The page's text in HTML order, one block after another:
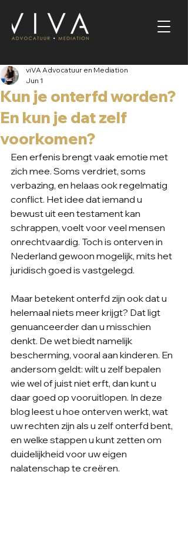
Kun je onterfd worden?
En kun je dat zelf
voorkomen?
viVA Advocatuur en Mediation
Jun 1
Een erfenis brengt vaak emotie met
zich mee. Soms verdriet, soms
verbazing, en helaas ook regelmatig
conflict. Het idee dat iemand u
bewust uit een testament kan
schrappen, voelt voor veel mensen
onrechtvaardig. Toch is onterven in
Nederland gewoon mogelijk, mits het
juridisch goed is vastgelegd.
Maar betekent onterfd zijn ook dat u
helemaal niets meer krijgt? Dat ligt
genuanceerder dan u misschien
denkt. De wet biedt namelijk
bescherming, vooral aan kinderen. En
andersom geldt: wilt u zelf bepalen
wie wel of juist niet erft, dan kunt u
daar goed op vooruitlopen. In deze
blog leest u hoe onterven werkt, wat
uw rechten zijn als u zelf onterfd bent,
en welke stappen u kunt zetten om
duidelijkheid voor uw eigen
nalatenschap te creëren.